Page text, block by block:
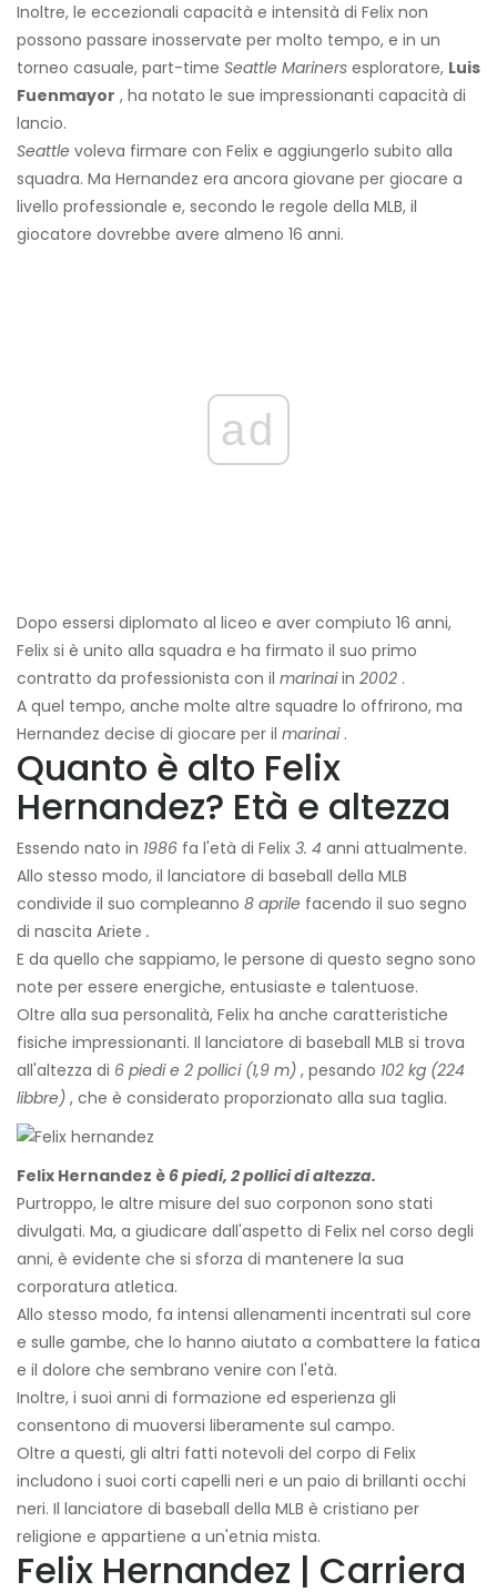
Inoltre, le eccezionali capacità e intensità di Felix non
possono passare inosservate per molto tempo, e in un
torneo casuale, part-time Seattle Mariners esploratore, Luis
Fuenmayor , ha notato le sue impressionanti capacità di
lancio.
Seattle voleva firmare con Felix e aggiungerlo subito alla
squadra. Ma Hernandez era ancora giovane per giocare a
livello professionale e, secondo le regole della MLB, il
giocatore dovrebbe avere almeno 16 anni.
ad
Dopo essersi diplomato al liceo e aver compiuto 16 anni,
Felix si è unito alla squadra e ha firmato il suo primo
contratto da professionista con il marinai in 2002 .
A quel tempo, anche molte altre squadre lo offrirono, ma
Hernandez decise di giocare per il marinai .
Quanto è alto Felix
Hernandez? Età e altezza
Essendo nato in 1986 fa l'età di Felix 3. 4 anni attualmente.
Allo stesso modo, il lanciatore di baseball della MLB
condivide il suo compleanno 8 aprile facendo il suo segno
di nascita Ariete .
E da quello che sappiamo, le persone di questo segno sono
note per essere energiche, entusiaste e talentuose.
Oltre alla sua personalità, Felix ha anche caratteristiche
fisiche impressionanti. Il lanciatore di baseball MLB si trova
all'altezza di 6 piedi e 2 pollici (1,9 m) , pesando 102 kg (224
libbre) , che è considerato proporzionato alla sua taglia.
Felix Hernandez è 6 piedi, 2 pollici di altezza.
Purtroppo, le altre misure del suo corponon sono stati
divulgati. Ma, a giudicare dall'aspetto di Felix nel corso degli
anni, è evidente che si sforza di mantenere la sua
corporatura atletica.
Allo stesso modo, fa intensi allenamenti incentrati sul core
e sulle gambe, che lo hanno aiutato a combattere la fatica
e il dolore che sembrano venire con l'età.
Inoltre, i suoi anni di formazione ed esperienza gli
consentono di muoversi liberamente sul campo.
Oltre a questi, gli altri fatti notevoli del corpo di Felix
includono i suoi corti capelli neri e un paio di brillanti occhi
neri. Il lanciatore di baseball della MLB è cristiano per
religione e appartiene a un'etnia mista.
Felix Hernandez | Carriera